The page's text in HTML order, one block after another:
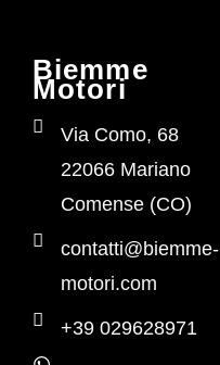
Biemme
Motori
Via Como, 68
22066 Mariano
Comense (CO)
contatti@biemme-
motori.com
+39 029628971